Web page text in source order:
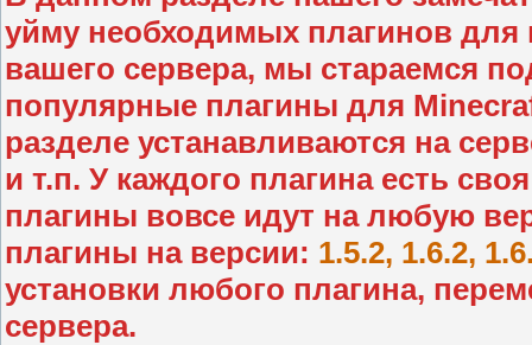
уйму необходимых плагинов для
вашего сервера, мы стараемся
популярные плагины для
разделе устанавливаются на
и т.п. У каждого плагина есть
плагины вовсе идут на любую
плагины на версии: 1.5.2, 1.6.2,
установки любого плагина,
сервера.